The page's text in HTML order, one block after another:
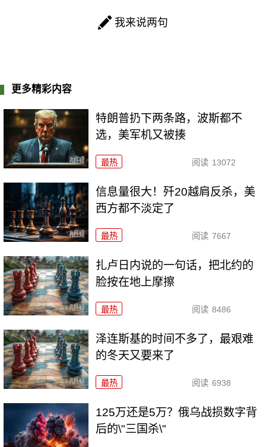
我来说两句
更多精彩内容
特朗普扔下两条路，波斯都不
选，美军机又被揍
最热 阅读 13072
信息量很大！歼20越肩反杀，美
西方都不淡定了
最热 阅读 7667
扎卢日内说的一句话，把北约的
脸按在地上摩擦
最热 阅读 8486
泽连斯基的时间不多了，最艰难
的冬天又要来了
最热 阅读 6938
125万还是5万？俄乌战损数字背
后的\"三国杀\"